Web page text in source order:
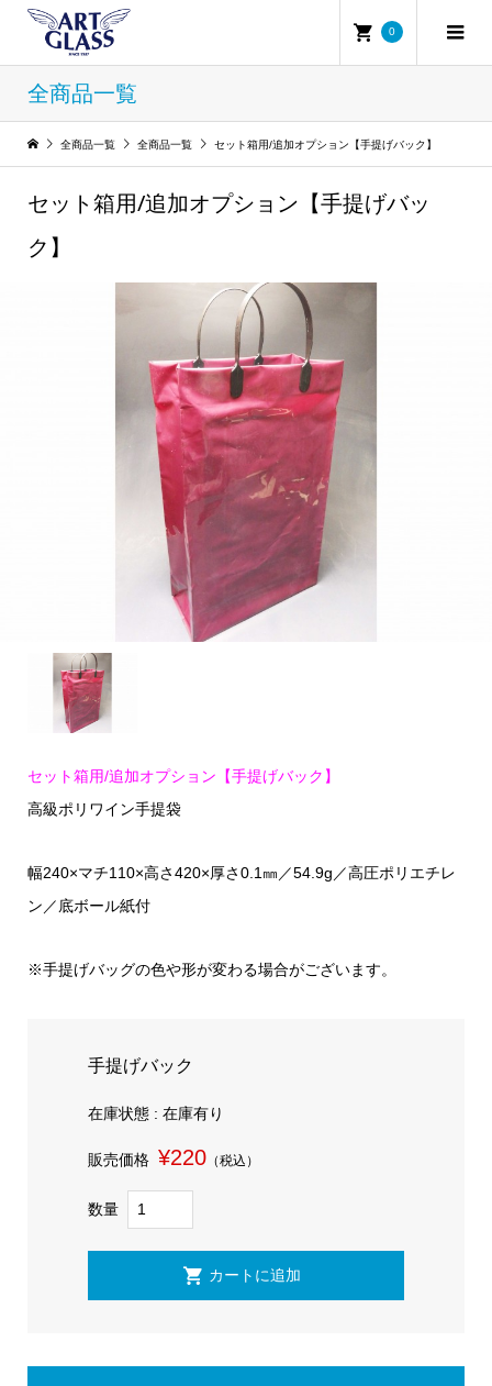
0
全商品一覧
全商品一覧 全商品一覧 セット箱用/追加オプション【手提げバック】
セット箱用/追加オプション【手提げバッ
ク】
セット箱用/追加オプション【手提げバック】
高級ポリワイン手提袋
幅240×マチ110×高さ420×厚さ0.1㎜／54.9g／高圧ポリエチレ
ン／底ボール紙付
※手提げバッグの色や形が変わる場合がございます。
手提げバック
在庫状態 : 在庫有り
販売価格 ¥220（税込）
数量